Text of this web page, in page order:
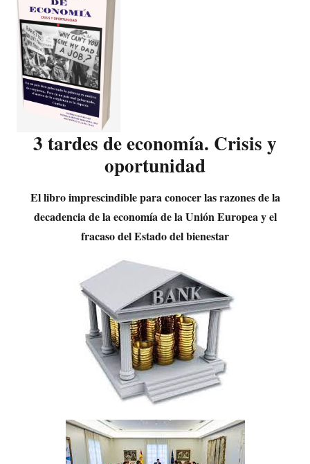
3 tardes de economía. Crisis y
oportunidad
El libro imprescindible para conocer las razones de la
decadencia de la economía de la Unión Europea y el
fracaso del Estado del bienestar